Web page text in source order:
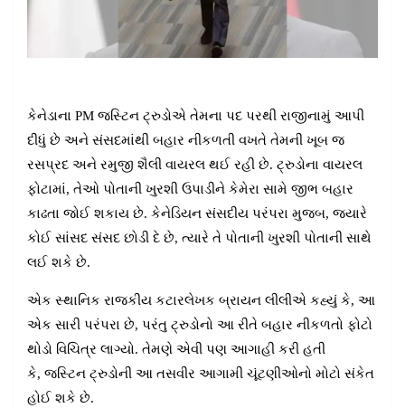
કેનેડાના PM જસ્ટિન ટ્રુડોએ તેમના પદ પરથી રાજીનામું આપી
દીધું છે અને સંસદમાંથી બહાર નીકળતી વખતે તેમની ખૂબ જ
રસપ્રદ અને રમુજી શૈલી વાયરલ થઈ રહી છે. ટ્રુડોના વાયરલ
ફોટામાં, તેઓ પોતાની ખુરશી ઉપાડીને કેમેરા સામે જીભ બહાર
કાઢતા જોઈ શકાય છે. કેનેડિયન સંસદીય પરંપરા મુજબ, જ્યારે
કોઈ સાંસદ સંસદ છોડી દે છે, ત્યારે તે પોતાની ખુરશી પોતાની સાથે
લઈ શકે છે.
એક સ્થાનિક રાજકીય કટારલેખક બ્રાયન લીલીએ કહ્યું કે, આ
એક સારી પરંપરા છે, પરંતુ ટ્રુડોનો આ રીતે બહાર નીકળતો ફોટો
થોડો વિચિત્ર લાગ્યો. તેમણે એવી પણ આગાહી કરી હતી
કે, જસ્ટિન ટ્રુડોની આ તસવીર આગામી ચૂંટણીઓનો મોટો સંકેત
હોઈ શકે છે.